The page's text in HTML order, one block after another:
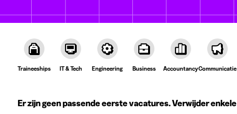
Traineeships IT & Tech Engineering Business AccountancyCommunicatie
Er zijn geen passende eerste vacatures. Verwijder enkele